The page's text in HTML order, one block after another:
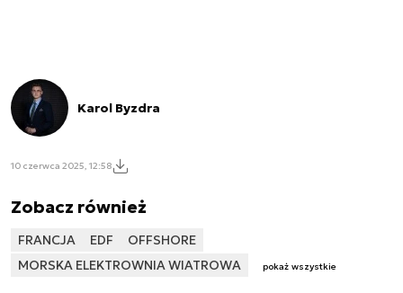
Karol Byzdra
10 czerwca 2025, 12:58
Zobacz również
FRANCJA EDF
OFFSHORE
MORSKA ELEKTROWNIA WIATROWA
pokaż wszystkie